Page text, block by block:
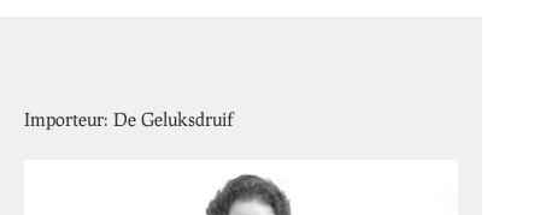
Importeur: De Geluksdruif